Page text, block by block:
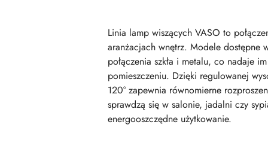
Linia lamp wiszących VASO to
aranżacjach wnętrz. Modele dostępne
połączenia szkła i metalu, co nadaje
pomieszczeniu. Dzięki regulowanej
120° zapewnia równomierne
sprawdzą się w salonie, jadalni czy
energooszczędne użytkowanie.